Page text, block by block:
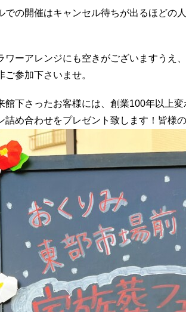
での開催はキャンセル待ちが出るほどの
ワーアレンジにも空きがございますうえ
参加下さいませ。
館下さったお客様には、創業100年以上
詰め合わせをプレゼント致します！皆様